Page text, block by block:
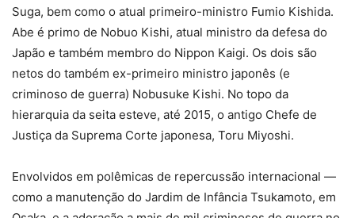
Suga, bem como o atual primeiro-ministro Fumio Kishida.
Abe é primo de Nobuo Kishi, atual ministro da defesa do
Japão e também membro do Nippon Kaigi. Os dois são
netos do também ex-primeiro ministro japonês (e
criminoso de guerra) Nobusuke Kishi. No topo da
hierarquia da seita esteve, até 2015, o antigo Chefe de
Justiça da Suprema Corte japonesa, Toru Miyoshi.
Envolvidos em polêmicas de repercussão internacional —
como a manutenção do Jardim de Infância Tsukamoto, em